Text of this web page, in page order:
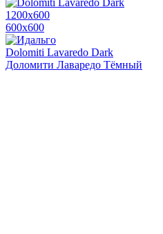
1200х600
600х600
Dolomiti Lavaredo Dark
Доломити Лаваредо Тёмный